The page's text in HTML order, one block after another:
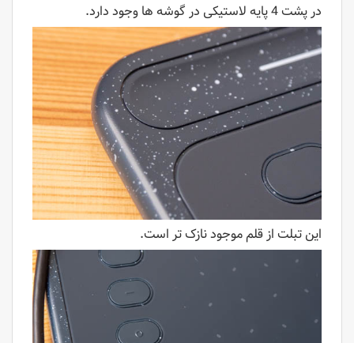
در پشت 4 پایه لاستیکی در گوشه ها وجود دارد.
این تبلت از قلم موجود نازک تر است.